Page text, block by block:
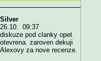
Silver
26.10. 09:37
diskuze pod clanky opet
otevrena. zaroven dekuji
Alexovy za nove recenze.